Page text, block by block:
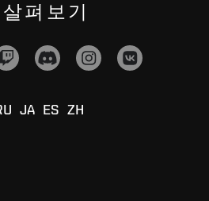
펴보기
JA ES ZH